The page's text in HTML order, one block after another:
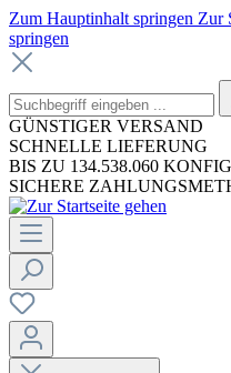
Zum Hauptinhalt springen Zur
springen
GÜNSTIGER VERSAND
SCHNELLE LIEFERUNG
BIS ZU 134.538.060
SICHERE